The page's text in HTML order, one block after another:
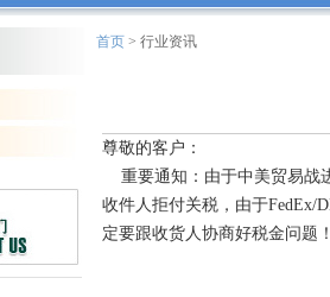
首页 > 行业资讯
尊敬的客户：
重要通知：由于中美贸易战
收件人拒付关税，由于FedEx/
定要跟收货人协商好税金问题